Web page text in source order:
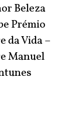
Beleza
Prémio
da Vida –
Manuel